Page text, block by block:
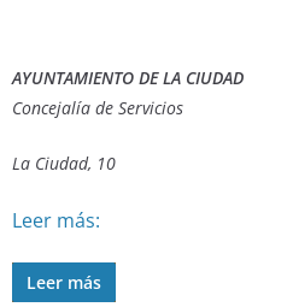
AYUNTAMIENTO DE LA CIUDAD
Concejalía de Servicios
La Ciudad, 10
Leer más:
Leer más